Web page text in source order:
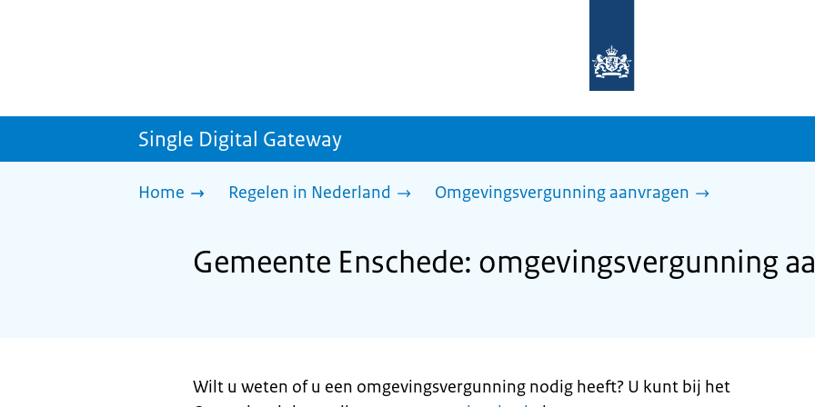
homepage
sdg.rijksoverheid.nl
Single Digital Gateway
Home Regelen in Nederland Omgevingsvergunning aanvragen
Gemeente Enschede: omgevingsvergunning
Wilt u weten of u een omgevingsvergunning nodig heeft? U kunt bij het